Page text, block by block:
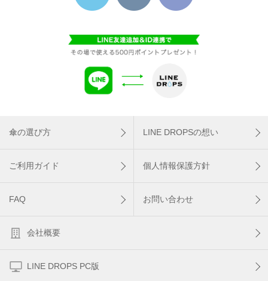
傘の選び方 LINE DROPSの想い
ご利用ガイド 個人情報保護方針
FAQ お問い合わせ
会社概要
LINE DROPS PC版